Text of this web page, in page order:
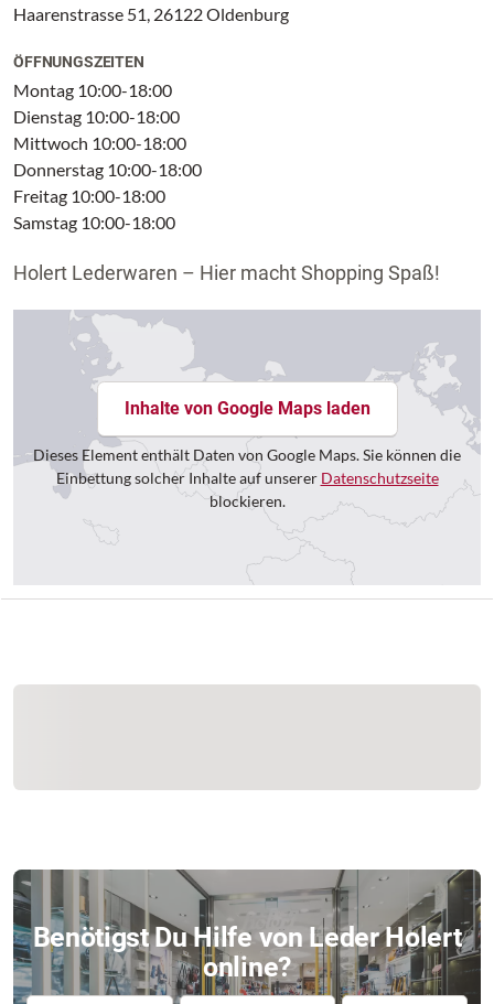
Haarenstrasse 51, 26122 Oldenburg
ÖFFNUNGSZEITEN
Montag 10:00-18:00
Dienstag 10:00-18:00
Mittwoch 10:00-18:00
Donnerstag 10:00-18:00
Freitag 10:00-18:00
Samstag 10:00-18:00
Holert Lederwaren – Hier macht Shopping Spaß!
Inhalte von Google Maps laden
Dieses Element enthält Daten von Google Maps. Sie können die
Einbettung solcher Inhalte auf unserer Datenschutzseite
blockieren.
Benötigst Du Hilfe von Leder Holert
online?